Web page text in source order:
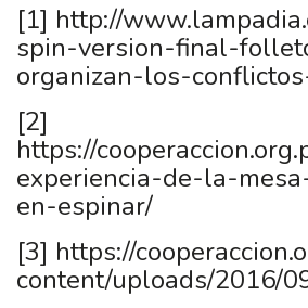
[1] http://
spin-version-final-
organizan-los-
[2]
https://
experiencia-de-la-
en-espinar/
[3] https://
content/uploads/2016/